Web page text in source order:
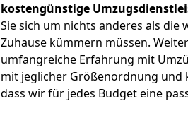
kostengünstige
Sie sich um nichts anderes als
Zuhause kümmern müssen.
umfangreiche Erfahrung mit
mit jeglicher Größenordnung
dass wir für jedes Budget eine